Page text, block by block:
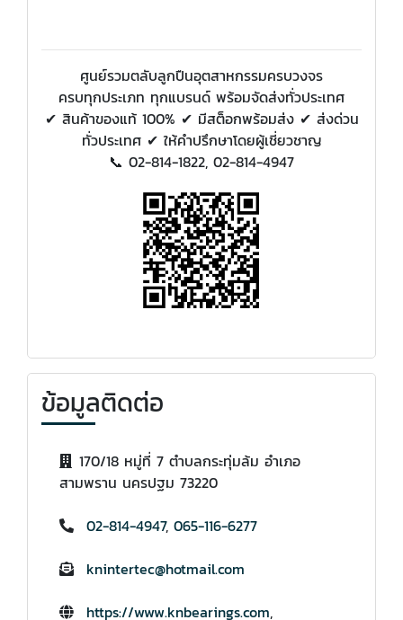
ศูนย์รวมตลับลูกปืนอุตสาหกรรมครบวงจร
ครบทุกประเภท ทุกแบรนด์ พร้อมจัดส่งทั่วประเทศ
✔ สินค้าของแท้ 100% ✔ มีสต็อกพร้อมส่ง ✔ ส่งด่วน
ทั่วประเทศ ✔ ให้คำปรึกษาโดยผู้เชี่ยวชาญ
📞 02-814-1822, 02-814-4947
ข้อมูลติดต่อ
170/18 หมู่ที่ 7 ตำบลกระทุ่มล้ม อำเภอ
สามพราน นครปฐม 73220
02-814-4947, 065-116-6277
knintertec@hotmail.com
https://www.knbearings.com,